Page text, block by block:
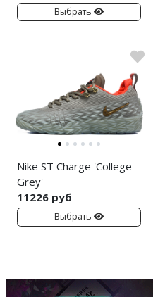
Выбрать
Nike ST Charge 'College
Grey'
11226 руб
Выбрать